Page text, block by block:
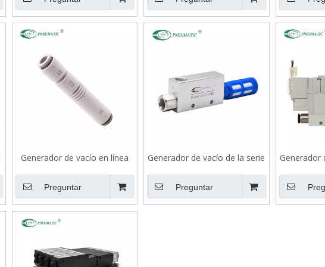
Generador de vacío en línea
Preguntar
Generador de vacío de la serie
Preguntar
Generador